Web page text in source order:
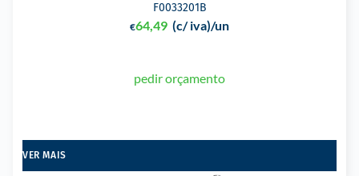
F0033201B
€64,49 (c/ iva)/un
pedir orçamento
VER MAIS